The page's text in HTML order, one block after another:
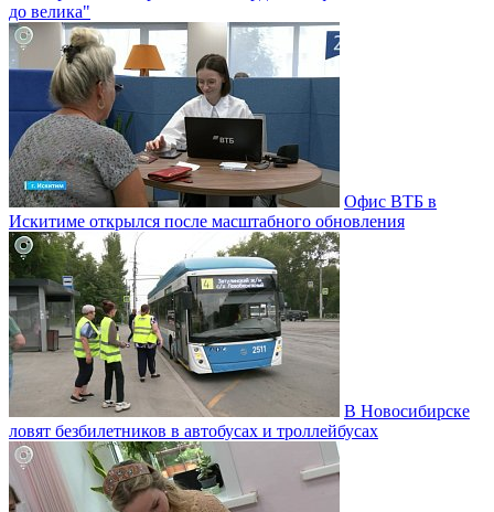
до велика"
Офис ВТБ в
Искитиме открылся после масштабного обновления
В Новосибирске
ловят безбилетников в автобусах и троллейбусах